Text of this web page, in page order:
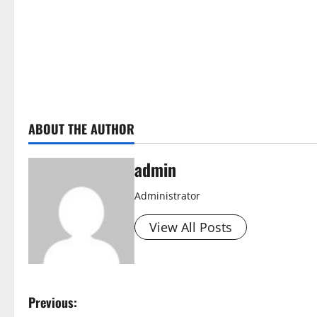
ABOUT THE AUTHOR
admin
Administrator
View All Posts
P
Previous: